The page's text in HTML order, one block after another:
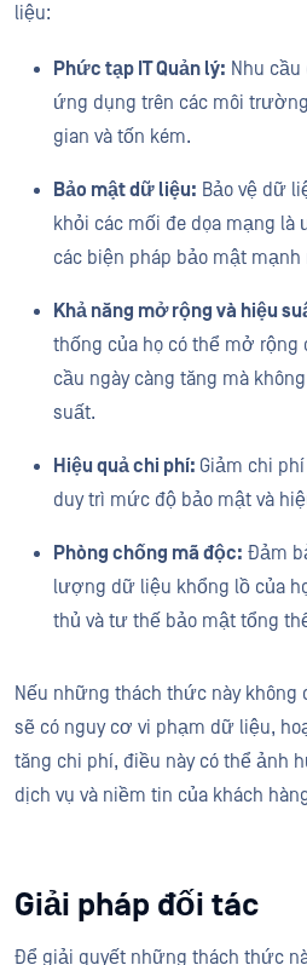
liệu:
Phức tạp IT Quản lý: Nhu
ứng dụng trên các môi
gian và tốn kém.
Bảo mật dữ liệu: Bảo vệ dữ
khỏi các mối đe dọa mạng là
các biện pháp bảo mật mạnh
Khả năng mở rộng và hiệu
thống của họ có thể mở rộng
cầu ngày càng tăng mà
suất.
Hiệu quả chi phí: Giảm chi
duy trì mức độ bảo mật và
Phòng chống mã độc: Đảm
lượng dữ liệu khổng lồ của
thủ và tư thế bảo mật tổng
Nếu những thách thức này
sẽ có nguy cơ vi phạm dữ liệu,
tăng chi phí, điều này có thể ảnh
dịch vụ và niềm tin của khách
Giải pháp đối tác
Để giải quyết những thách thức